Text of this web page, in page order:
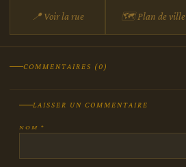
📍 Voir la rue 🗺 Plan de ville
COMMENTAIRES (0)
LAISSER UN COMMENTAIRE
NOM *